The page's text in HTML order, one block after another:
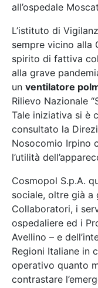
all’ospedale
L’istituto di
sempre vicino alla
spirito di fattiva
alla grave
un ventilatore
Rilievo Nazionale
Tale iniziativa si è
consultato la
Nosocomio Irpino
l’utilità
Cosmopol S.p.A.
sociale, oltre già a
Collaboratori, i
ospedaliere ed i
Avellino – e
Regioni Italiane in
operativo quanto
contrastare